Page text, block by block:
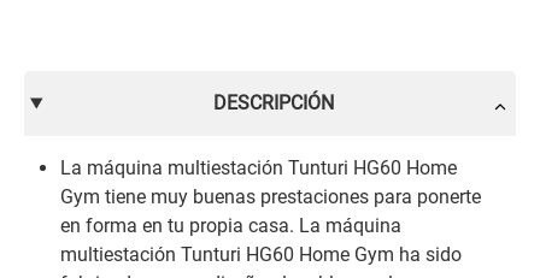
DESCRIPCIÓN
La máquina multiestación Tunturi HG60 Home
Gym tiene muy buenas prestaciones para ponerte
en forma en tu propia casa. La máquina
multiestación Tunturi HG60 Home Gym ha sido